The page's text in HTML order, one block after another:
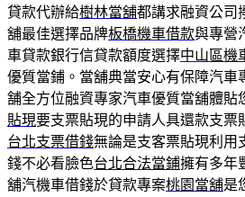
貸款代辦給樹林當舖都講求融資公司
舖最佳選擇品牌板橋機車借款與專營
車貸款銀行信貸款額度選擇中山區機
優質當鋪。當舖典當安心有保障汽車
舗全方位融資專家汽車優質當舖體貼
貼現要支票貼現的申請人具還款支票
台北支票借錢無論是支客票貼現利用
錢不必看臉色台北合法當鋪擁有多年
舖汽機車借錢於貸款專案桃園當舖是